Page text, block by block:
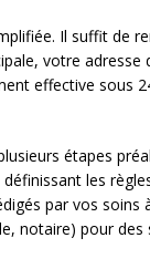
Il suffit de
votre adresse
effective sous
étapes
les
par vos soins
notaire) pour des